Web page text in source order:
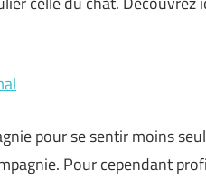
pour se sentir moins
Pour cependant